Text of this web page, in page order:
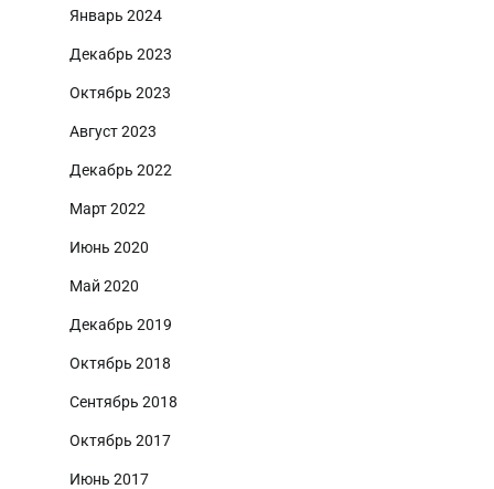
Январь 2024
Декабрь 2023
Октябрь 2023
Август 2023
Декабрь 2022
Март 2022
Июнь 2020
Май 2020
Декабрь 2019
Октябрь 2018
Сентябрь 2018
Октябрь 2017
Июнь 2017